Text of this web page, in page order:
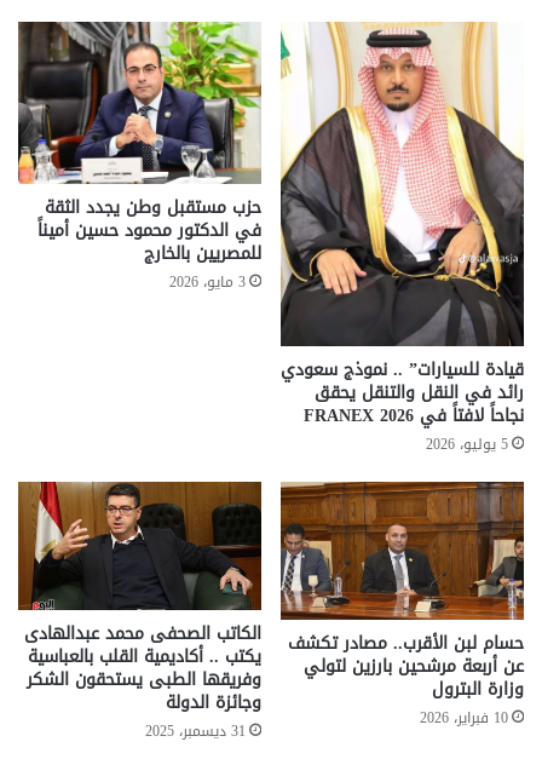
قيادة للسيارات” .. نموذج سعودي
رائد في النقل والتنقل يحقق
نجاحاً لافتاً في FRANEX 2026
5 يوليو، 2026
حزب مستقبل وطن يجدد الثقة
في الدكتور محمود حسين أميناً
للمصريين بالخارج
3 مايو، 2026
حسام لبن الأقرب.. مصادر تكشف
عن أربعة مرشحين بارزين لتولي
وزارة البترول
10 فبراير، 2026
الكاتب الصحفى محمد عبدالهادى
يكتب .. أكاديمية القلب بالعباسية
وفريقها الطبى يستحقون الشكر
وجائزة الدولة
31 ديسمبر، 2025